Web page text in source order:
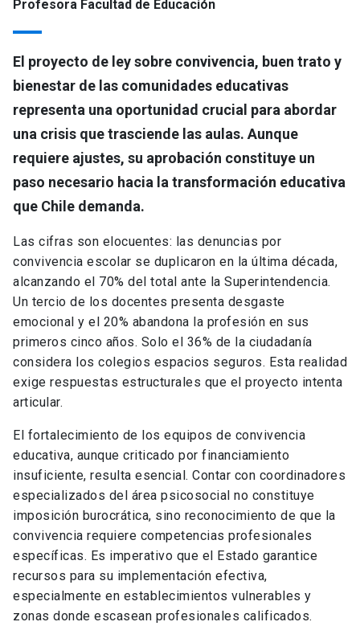
Profesora Facultad de Educación
El proyecto de ley sobre convivencia, buen trato y
bienestar de las comunidades educativas
representa una oportunidad crucial para abordar
una crisis que trasciende las aulas. Aunque
requiere ajustes, su aprobación constituye un
paso necesario hacia la transformación educativa
que Chile demanda.
Las cifras son elocuentes: las denuncias por
convivencia escolar se duplicaron en la última década,
alcanzando el 70% del total ante la Superintendencia.
Un tercio de los docentes presenta desgaste
emocional y el 20% abandona la profesión en sus
primeros cinco años. Solo el 36% de la ciudadanía
considera los colegios espacios seguros. Esta realidad
exige respuestas estructurales que el proyecto intenta
articular.
El fortalecimiento de los equipos de convivencia
educativa, aunque criticado por financiamiento
insuficiente, resulta esencial. Contar con coordinadores
especializados del área psicosocial no constituye
imposición burocrática, sino reconocimiento de que la
convivencia requiere competencias profesionales
específicas. Es imperativo que el Estado garantice
recursos para su implementación efectiva,
especialmente en establecimientos vulnerables y
zonas donde escasean profesionales calificados.